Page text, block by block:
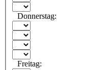
Donnerstag:
Freitag: